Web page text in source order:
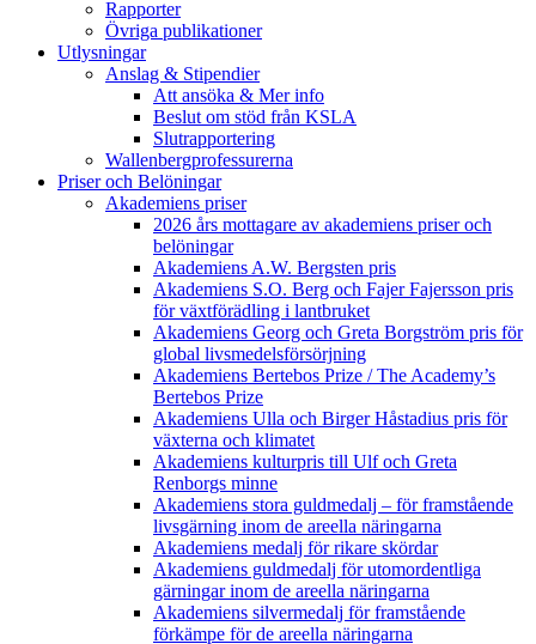
Rapporter
Övriga publikationer
Utlysningar
Anslag & Stipendier
Att ansöka & Mer info
Beslut om stöd från KSLA
Slutrapportering
Wallenbergprofessurerna
Priser och Belöningar
Akademiens priser
2026 års mottagare av akademiens priser och
belöningar
Akademiens A.W. Bergsten pris
Akademiens S.O. Berg och Fajer Fajersson pris
för växtförädling i lantbruket
Akademiens Georg och Greta Borgström pris för
global livsmedelsförsörjning
Akademiens Bertebos Prize / The Academy’s
Bertebos Prize
Akademiens Ulla och Birger Håstadius pris för
växterna och klimatet
Akademiens kulturpris till Ulf och Greta
Renborgs minne
Akademiens stora guldmedalj – för framstående
livsgärning inom de areella näringarna
Akademiens medalj för rikare skördar
Akademiens guldmedalj för utomordentliga
gärningar inom de areella näringarna
Akademiens silvermedalj för framstående
förkämpe för de areella näringarna